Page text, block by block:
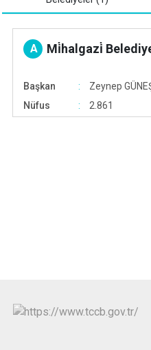
A Mi̇halgazi̇
Başkan
Zeynep
Nüfus
2.861